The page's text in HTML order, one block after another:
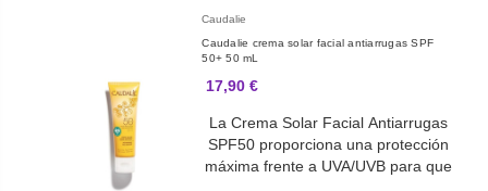
Caudalie
Caudalie crema solar facial antiarrugas SPF
50+ 50 mL
17,90 €
La Crema Solar Facial Antiarrugas
SPF50 proporciona una protección
máxima frente a UVA/UVB para que